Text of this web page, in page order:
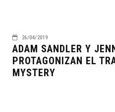
26/04/2019
ADAM SANDLER Y
PROTAGONIZAN EL
MYSTERY